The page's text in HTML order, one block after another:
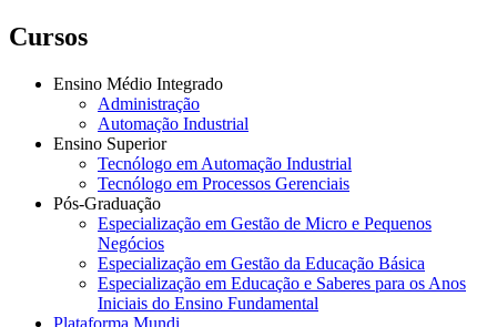
Cursos
Ensino Médio Integrado
Administração
Automação Industrial
Ensino Superior
Tecnólogo em Automação Industrial
Tecnólogo em Processos Gerenciais
Pós-Graduação
Especialização em Gestão de Micro e Pequenos
Negócios
Especialização em Gestão da Educação Básica
Especialização em Educação e Saberes para os Anos
Iniciais do Ensino Fundamental
Plataforma Mundi